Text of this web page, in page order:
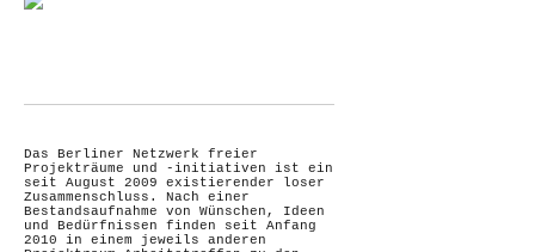
Das Berliner Netzwerk freier
Projekträume und -initiativen ist ein
seit August 2009 existierender loser
Zusammenschluss. Nach einer
Bestandsaufnahme von Wünschen, Ideen
und Bedürfnissen finden seit Anfang
2010 in einem jeweils anderen